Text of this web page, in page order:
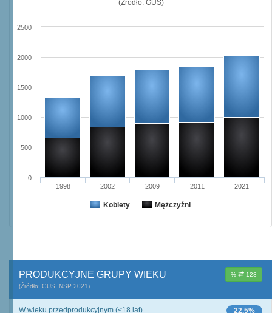
(Źródło: GUS)
Kobiety Mężczyźni
1998 2002 2009 2011 2021
0
500
1000
1500
2000
2500
% 123
PRODUKCYJNE GRUPY WIEKU
(Źródło: GUS, NSP 2021)
22,5%
W wieku przedprodukcyjnym (<18 lat)